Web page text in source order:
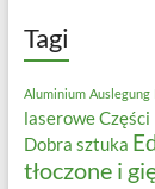
Tagi
Aluminium Auslegung
laserowe
Dobra sztuka
tłoczone i